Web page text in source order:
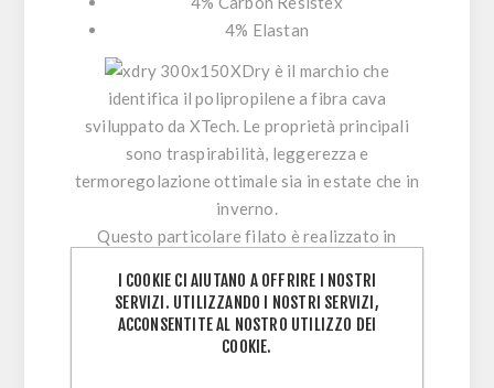
4% Elastan
XDry è il marchio che
identifica il polipropilene a fibra cava
sviluppato da XTech. Le proprietà principali
sono traspirabilità, leggerezza e
termoregolazione ottimale sia in estate che in
inverno.
Questo particolare filato è realizzato in
alle caratteristiche che deve avere il prodotto
finito. Il risultato è una fibra con performance
eccezionali proprio perché realizzata su misura
I COOKIE CI AIUTANO A OFFRIRE I NOSTRI
SERVIZI. UTILIZZANDO I NOSTRI SERVIZI,
ACCONSENTITE AL NOSTRO UTILIZZO DEI
COOKIE.